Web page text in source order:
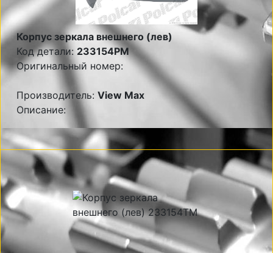
Корпус зеркала внешнего (лев)
Код детали: 233154PM
Оригинальный номер:
Производитель: View Max
Описание: